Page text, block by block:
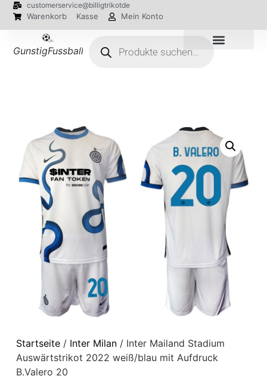
customerservice@billigtrikotde
Warenkorb Kasse Mein Konto
GunstigFussballTrikot
Startseite/ Inter Milan/ Inter Mailand Stadium
Auswärtstrikot 2022 weiß/blau mit Aufdruck
B.Valero 20